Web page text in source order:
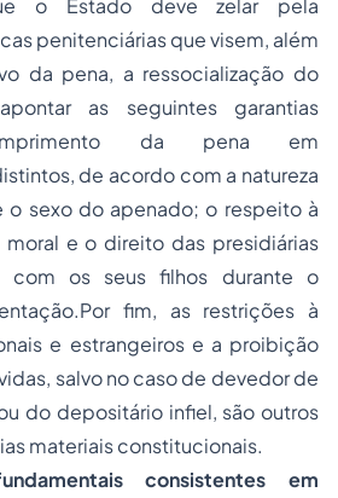
o Estado deve zelar pela
penitenciárias que visem, além
da pena, a ressocialização do
as seguintes garantias
da pena em
de acordo com a natureza
sexo do apenado; o respeito à
e o direito das presidiárias
com os seus filhos durante o
fim, as restrições à
e estrangeiros e a proibição
salvo no caso de devedor de
do depositário infiel, são outros
materiais constitucionais.
consistentes em